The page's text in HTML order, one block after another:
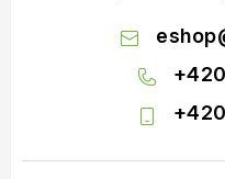
eshop